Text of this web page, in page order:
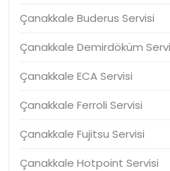
Çanakkale Buderus Servisi
Çanakkale Demirdöküm
Çanakkale ECA Servisi
Çanakkale Ferroli Servisi
Çanakkale Fujitsu Servisi
Çanakkale Hotpoint Servisi